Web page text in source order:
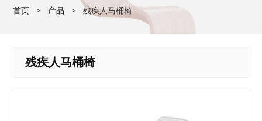
首页 > 产品 > 残疾人马桶椅
残疾人马桶椅